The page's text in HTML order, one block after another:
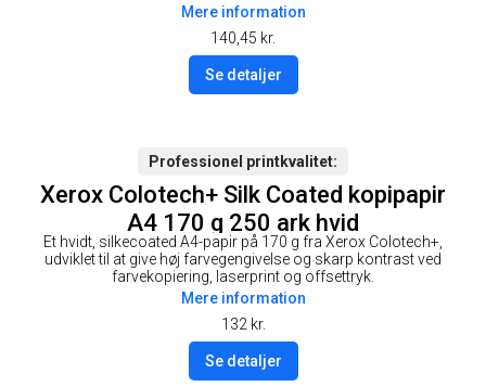
140,45 kr.
Se detaljer
Mere information
Professionel printkvalitet
Xerox Colotech+ Silk Coated kopipapir
A4 170 g 250 ark hvid
Et hvidt, silkecoated A4-papir på 170 g fra Xerox Colotech+,
udviklet til at give høj farvegengivelse og skarp kontrast ved
farvekopiering, laserprint og offsettryk.
132 kr.
Se detaljer
Mere information